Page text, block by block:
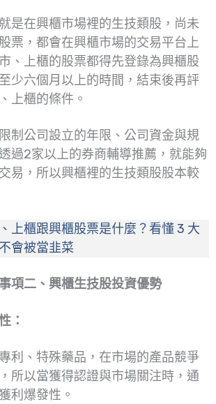
是在興櫃市場裡的生技類股，尚未
票，都會在興櫃市場的交易平台上
、上櫃的股票都得先登錄為興櫃股
少六個月以上的時間，結束後再評
上櫃的條件。
制公司設立的年限、公司資金與規
過2家以上的券商輔導推薦，就能夠
易，所以興櫃裡的生技類股股本較
上櫃跟興櫃股票是什麼？看懂 3 大
會被當韭菜
項二、興櫃生技股投資優勢
：
利、特殊藥品，在市場的產品競爭
所以當獲得認證與市場關注時，通
利爆發性。